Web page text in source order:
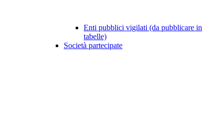
Enti pubblici vigilati (da pubblicare in
tabelle)
Società partecipate